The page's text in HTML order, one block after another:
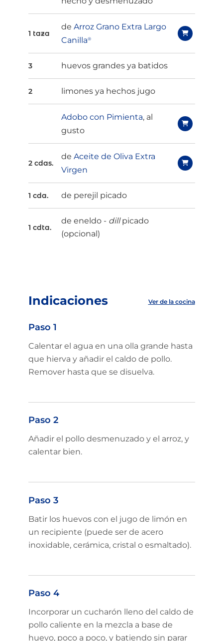
1 taza
de Arroz Grano Extra Largo
Canilla®
3 huevos grandes ya batidos
2 limones ya hechos jugo
Adobo con Pimienta, al
gusto
2 cdas.
de Aceite de Oliva Extra
Virgen
1 cda. de perejil picado
1 cdta.
de eneldo - dillpicado
(opcional)
Indicaciones Ver de la cocina
Paso 1
Calentar el agua en una olla grande hasta
que hierva y añadir el caldo de pollo.
Remover hasta que se disuelva.
Paso 2
Añadir el pollo desmenuzado y el arroz, y
calentar bien.
Paso 3
Batir los huevos con el jugo de limón en
un recipiente (puede ser de acero
inoxidable, cerámica, cristal o esmaltado).
Paso 4
Incorporar un cucharón lleno del caldo de
pollo caliente en la mezcla a base de
huevo, poco a poco, y batiendo sin parar